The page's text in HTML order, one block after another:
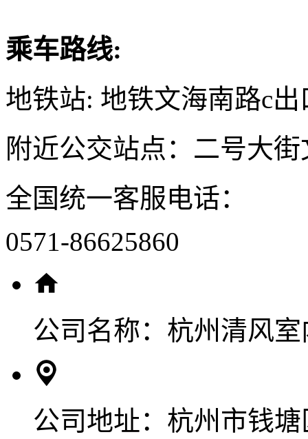
乘车路线:
地铁站: 地铁文海南路c出
附近公交站点：二号大
全国统一客服电话：
0571-86625860
公司名称： 杭州清风
公司地址： 杭州市钱